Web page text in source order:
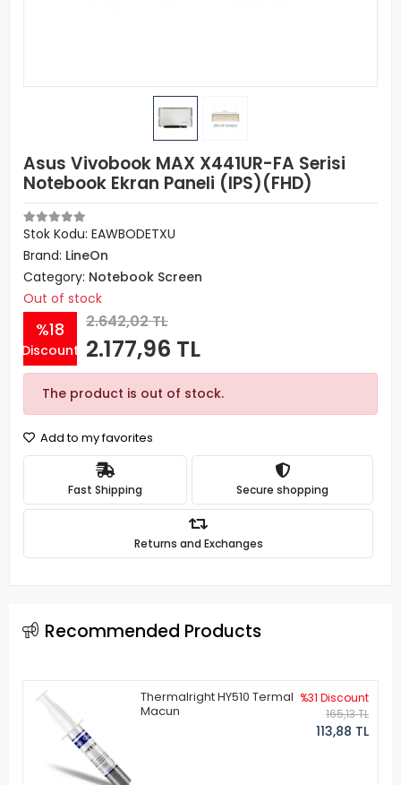
Asus Vivobook MAX X441UR-FA Serisi
Notebook Ekran Paneli (IPS)(FHD)
Stok Kodu: EAWBODETXU
Brand: LineOn
Category: Notebook Screen
Out of stock
%18
Discount
2.642,02 TL
2.177,96 TL
The product is out of stock.
Add to my favorites
Fast Shipping Secure shopping
Returns and Exchanges
Recommended Products
Thermalright HY510 Termal
Macun
%31 Discount
165,13 TL
113,88 TL